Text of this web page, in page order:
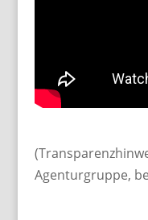
Agenturgruppe,